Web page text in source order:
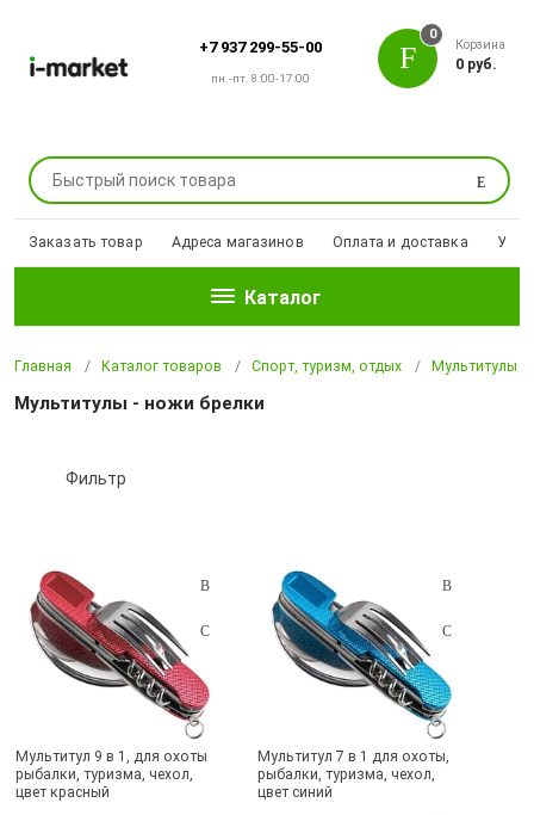
+7 937 299-55-00
пн.-пт. 8:00-17:00
Поиск
0
Корзина
0 руб.
Заказать товар Адреса магазинов Оплата и доставка
Каталог
Главная Каталог товаров Спорт, туризм, отдых Мультитулы -
Мультитулы - ножи брелки
Фильтр
Розничная цена
Цвет
Мультитул 9 в 1, для охоты
рыбалки, туризма, чехол,
цвет красный
Мультитул 7 в 1 для охоты,
рыбалки, туризма, чехол,
цвет синий